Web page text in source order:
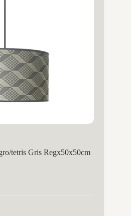
tetris Gris Regx50x50cm